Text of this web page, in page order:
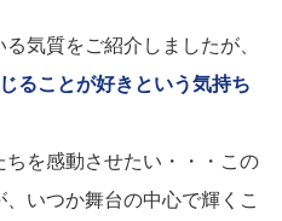
気質をご紹介しましたが、
ることが好きという気持ち
を感動させたい・・・この
いつか舞台の中心で輝くこ